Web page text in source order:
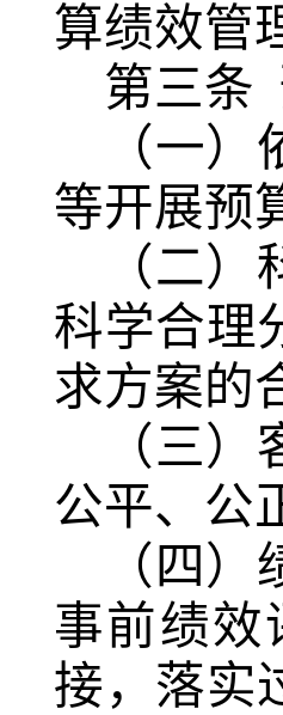
算绩效管
第三条
（一
等开展预
（二
科学合理
求方案的
（三
公平、公
（四
事前绩效
接，落实